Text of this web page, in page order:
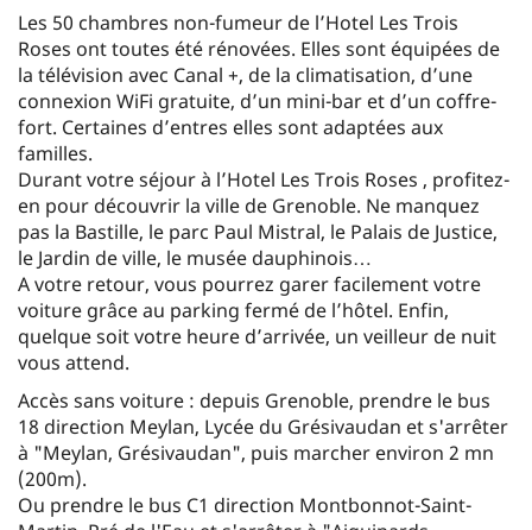
Les 50 chambres non-fumeur de l’Hotel Les Trois
Roses ont toutes été rénovées. Elles sont équipées de
la télévision avec Canal +, de la climatisation, d’une
connexion WiFi gratuite, d’un mini-bar et d’un coffre-
fort. Certaines d’entres elles sont adaptées aux
familles.
Durant votre séjour à l’Hotel Les Trois Roses , profitez-
en pour découvrir la ville de Grenoble. Ne manquez
pas la Bastille, le parc Paul Mistral, le Palais de Justice,
le Jardin de ville, le musée dauphinois…
A votre retour, vous pourrez garer facilement votre
voiture grâce au parking fermé de l’hôtel. Enfin,
quelque soit votre heure d’arrivée, un veilleur de nuit
vous attend.
Accès sans voiture : depuis Grenoble, prendre le bus
18 direction Meylan, Lycée du Grésivaudan et s'arrêter
à "Meylan, Grésivaudan", puis marcher environ 2 mn
(200m).
Ou prendre le bus C1 direction Montbonnot-Saint-